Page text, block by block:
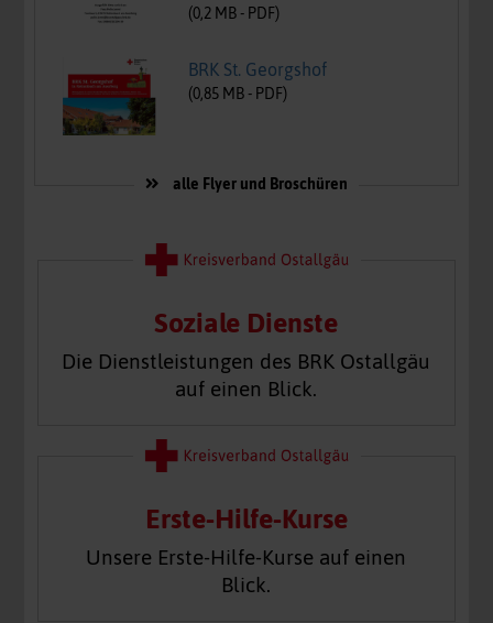
(0,2 MB - PDF)
BRK St. Georgshof
(0,85 MB - PDF)
alle Flyer und Broschüren
Soziale Dienste
Die Dienstleistungen des BRK Ostallgäu
auf einen Blick.
Erste-Hilfe-Kurse
Unsere Erste-Hilfe-Kurse auf einen
Blick.